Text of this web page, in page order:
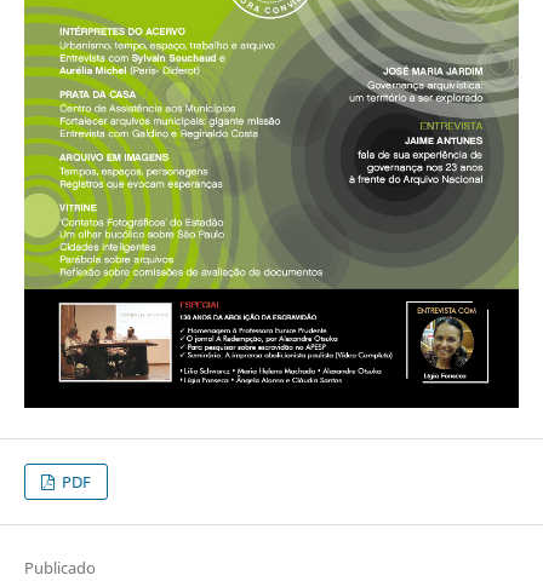
PDF
Publicado